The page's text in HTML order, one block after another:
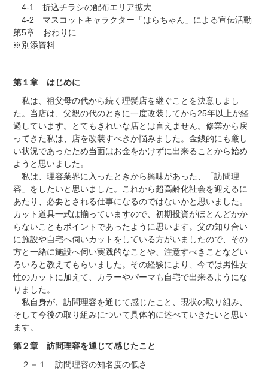
4-1 折込チラシの配布エリア拡大
4-2 マスコットキャラクター「はらちゃん」による宣伝活動
第5章 おわりに
※別添資料
第１章 はじめに
私は、祖父母の代から続く理髪店を継ぐことを決意しまし
た。当店は、父親の代のときに一度改装してから25年以上が経
過しています。とてもきれいな店とは言えません。修業から戻
ってきた私は、店を改装すべきか悩みました。金銭的にも厳し
い状況であったため当面はお金をかけずに出来ることから始め
ようと思いました。
私は、理容業界に入ったときから興味があった、「訪問理
容」をしたいと思いました。これから超高齢化社会を迎えるに
あたり、必要とされる仕事になるのではないかと思いました。
カット道具一式は揃っていますので、初期投資がほとんどかか
らないこともポイントであったように思います。父の知り合い
に施設や自宅へ伺いカットをしている方がいましたので、その
方と一緒に施設へ伺い実践的なことや、注意すべきことなどい
ろいろと教えてもらいました。その経験により、今では男性女
性のカットに加えて、カラーやパーマも自宅で出来るようにな
りました。
私自身が、訪問理容を通じて感じたこと、現状の取り組み、
そして今後の取り組みについて具体的に述べていきたいと思い
ます。
第２章 訪問理容を通じて感じたこと
２－１ 訪問理容の知名度の低さ